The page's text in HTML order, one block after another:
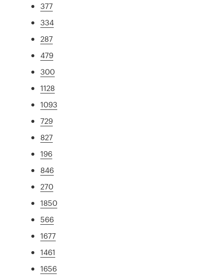
377
334
287
479
300
1128
1093
729
827
196
846
270
1850
566
1677
1461
1656